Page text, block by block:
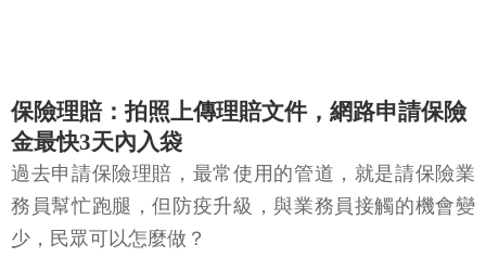
保險理賠：拍照上傳理賠文件，網路申請保險
金最快3天內入袋
過去申請保險理賠，最常使用的管道，就是請保險業
務員幫忙跑腿，但防疫升級，與業務員接觸的機會變
少，民眾可以怎麼做？